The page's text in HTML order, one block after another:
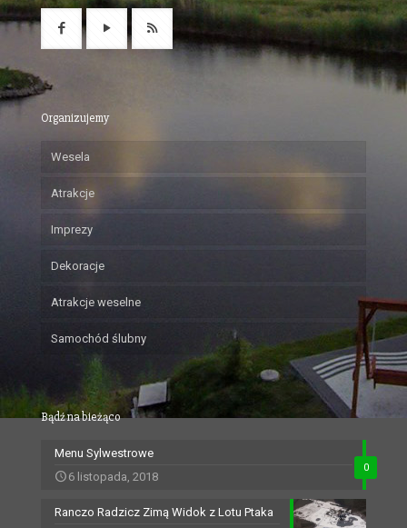
Organizujemy
Wesela
Atrakcje
Imprezy
Dekoracje
Atrakcje weselne
Samochód ślubny
Bądź na bieżąco
0
Menu Sylwestrowe
6 listopada, 2018
Ranczo Radzicz Zimą Widok z Lotu Ptaka